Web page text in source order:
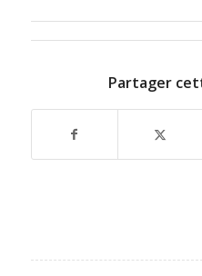
Partager